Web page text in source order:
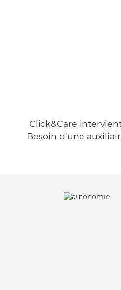
Click&Care
Besoin d'une